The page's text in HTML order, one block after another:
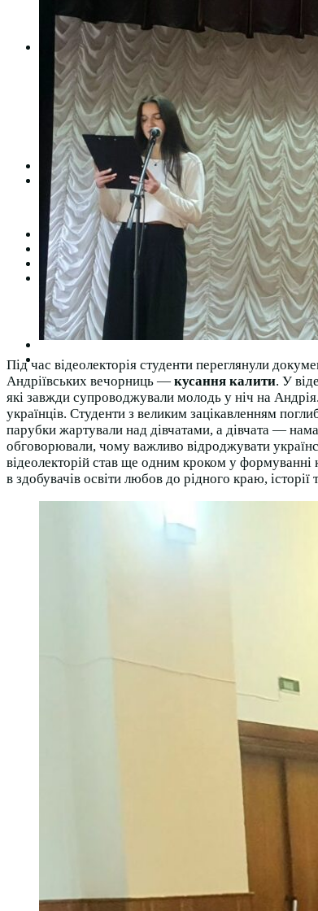
База випускників
Робота зі стейкхолдерами
Студентам
Денна форма навчання
Заочна форма навчання
Студентська рада
Документація. Карантин
Документація. Воєнний стан
Центр кар’єри та працевлаштування
Центр дуальної освіти
Неформальна та інформальна освіта
Вступникам
Міжнародне співробітництво
Міжнародне співробітництво для викладачів
Міжнародне співробітництво для студентів
Угоди та договори
Вісник
Контакти
Публічність
Кваліфікаційний центр МФК
Нормативно-правова база
Форма заяви здобувача
Перелік професій
Професійні стандарти
Майстри сервісних центрів
Про формальну, неформальну та інформальну
Під час відеолекторія студенти переглянули
Андріївських вечорниць — кусання калити. У
які завжди супроводжували молодь у ніч на
українців. Студенти з великим зацікавленням
парубки жартували над дівчатами, а дівчата —
обговорювали, чому важливо відроджувати
відеолекторій став ще одним кроком у формуванні
в здобувачів освіти любов до рідного краю, історії